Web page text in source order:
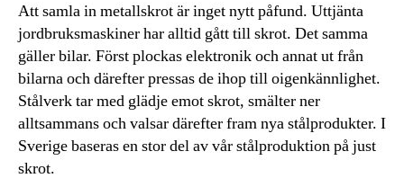
Att samla in metallskrot är inget nytt påfund. Uttjänta
jordbruksmaskiner har alltid gått till skrot. Det samma
gäller bilar. Först plockas elektronik och annat ut från
bilarna och därefter pressas de ihop till oigenkännlighet.
Stålverk tar med glädje emot skrot, smälter ner
alltsammans och valsar därefter fram nya stålprodukter. I
Sverige baseras en stor del av vår stålproduktion på just
skrot.